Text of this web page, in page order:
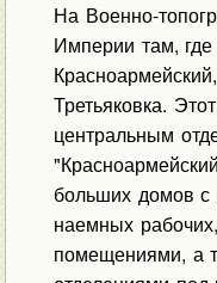
На Военно-
Империи там,
Третьяковка.
центральным
больших домов с
наемных
помещениями, а